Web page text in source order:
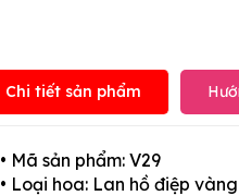
Chi tiết sản phẩm
• Mã sản phẩm: V29
• Loại hoa: Lan hồ điệp vàng